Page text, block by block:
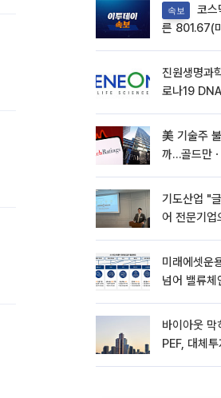
속보
른 801.67(
진원생명과
로나19
美 기술주
까…골드만
기도산업 "
어 전문기업
미래에셋운
넘어 밸류
바이아웃
PEF, 대체